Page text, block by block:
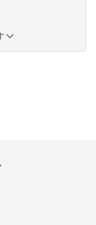
ト
ー・移動販売